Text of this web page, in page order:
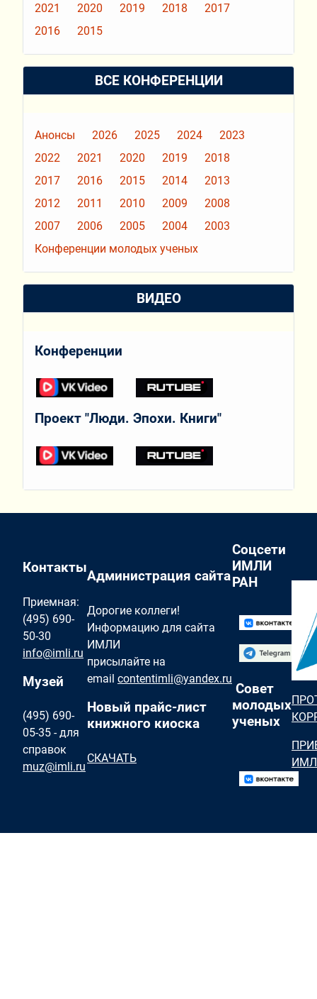
2021 2020 2019 2018
2017
2016
2015
ВСЕ КОНФЕРЕНЦИИ
Анонсы 2026 2025 2024
2023
2022
2021 2020 2019
2018
2017
2016 2015 2014
2013
2012
2011 2010 2009
2008
2007
2006 2005 2004
2003
Конференции молодых ученых
ВИДЕО
Конференции
Проект "Люди. Эпохи. Книги"
Контакты
Приемная:
(495) 690-
50-30
info@imli.ru
Музей
(495) 690-
05-35 - для
справок
muz@imli.ru
Администрация сайта
Дорогие коллеги!
Информацию для сайта
ИМЛИ
присылайте на
email contentimli@yandex.ru
Новый прайс-лист
книжного киоска
СКАЧАТЬ
Соцсети
ИМЛИ
РАН
Совет
молодых
ученых